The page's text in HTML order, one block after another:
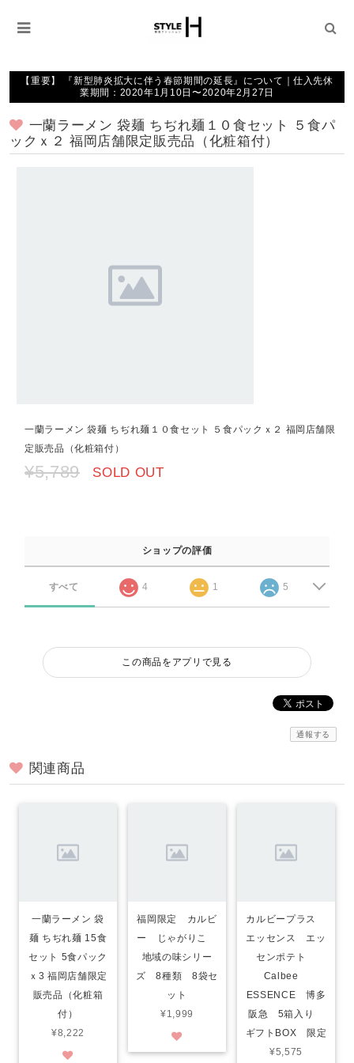
【重要】 『新型肺炎拡大に伴う春節期間の延長』について｜仕入先休
業期間：2020年1月10日〜2020年2月27日
一蘭ラーメン 袋麺 ちぢれ麺１０食セット ５食パ
ックｘ２ 福岡店舗限定販売品（化粧箱付）
一蘭ラーメン 袋麺 ちぢれ麺１０食セット ５食パックｘ２ 福岡店舗限
定販売品（化粧箱付）
¥5,789 SOLD OUT
ショップの評価
すべて 4 1 5
この商品をアプリで見る
通報する
関連商品
一蘭ラーメン 袋
麺 ちぢれ麺 15食
セット 5食パック
ｘ3 福岡店舗限定
販売品（化粧箱
付）
¥8,222
福岡限定 カルビ
ー じゃがりこ
地域の味シリー
ズ 8種類 8袋セ
ット
¥1,999
カルビープラス
エッセンス エッ
センポテト
Calbee
ESSENCE 博多
阪急 5箱入り
ギフトBOX 限定
¥5,575